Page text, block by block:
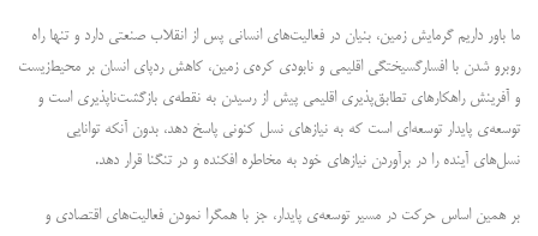
ما باور داریم گرمایش زمین، بنیان در فعالیت‌های انسانی پس از انقلاب صنعتی دارد و تنها راه
روبرو شدن با افسارگسیختگی اقلیمی و نابودی کره‌ی زمین، کاهش ردپای انسان بر محیط‌زیست
و آفرینش راهکارهای تطابق‌پذیری اقلیمی پیش از رسیدن به نقطه‌ی بازگشت‌ناپذیری است و
توسعه‌ی پایدار توسعه‌ای است که به نیازهای نسل کنونی پاسخ دهد، بدون آنکه توانایی
نسل‌های آینده را در برآوردن نیازهای خود به مخاطره افکنده و در تنگنا قرار دهد.
بر همین اساس حرکت در مسیر توسعه‌ی پایدار، جز با همگرا نمودن فعالیت‌های اقتصادی و